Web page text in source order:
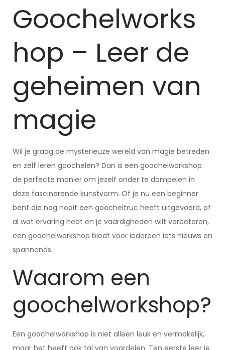
Goochelworks
hop – Leer de
geheimen van
magie
Wil je graag de mysterieuze wereld van magie betreden
en zelf leren goochelen? Dan is een goochelworkshop
de perfecte manier om jezelf onder te dompelen in
deze fascinerende kunstvorm. Of je nu een beginner
bent die nog nooit een goocheltruc heeft uitgevoerd, of
al wat ervaring hebt en je vaardigheden wilt verbeteren,
een goochelworkshop biedt voor iedereen iets nieuws en
spannends.
Waarom een
goochelworkshop?
Een goochelworkshop is niet alleen leuk en vermakelijk,
maar het heeft ook tal van voordelen. Ten eerste leer je